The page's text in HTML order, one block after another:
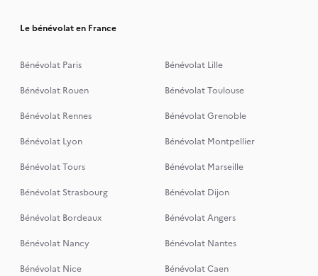
Le bénévolat en France
Bénévolat Paris
Bénévolat Lille
Bénévolat Rouen
Bénévolat Toulouse
Bénévolat Rennes
Bénévolat Grenoble
Bénévolat Lyon
Bénévolat Montpellier
Bénévolat Tours
Bénévolat Marseille
Bénévolat Strasbourg
Bénévolat Dijon
Bénévolat Bordeaux
Bénévolat Angers
Bénévolat Nancy
Bénévolat Nantes
Bénévolat Nice
Bénévolat Caen